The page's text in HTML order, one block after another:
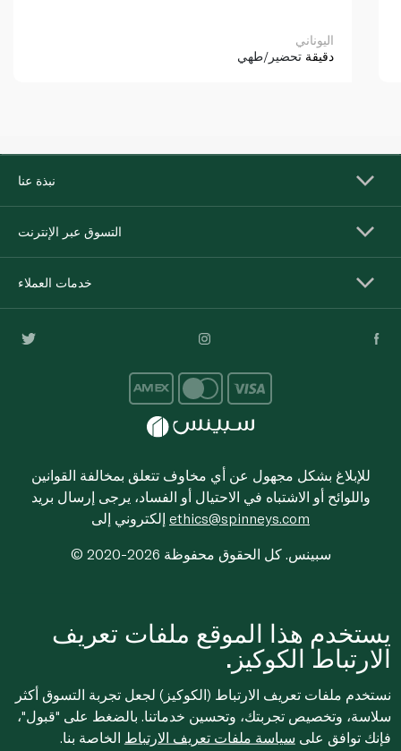
اليوناني
دقيقة تحضير/طهي
نبذة عنا
التسوق عبر الإنترنت
خدمات العملاء
للإبلاغ بشكل مجهول عن أي مخاوف تتعلق بمخالفة القوانين
واللوائح أو الاشتباه في الاحتيال أو الفساد، يرجى إرسال بريد
ethics@spinneys.com
© 2020-2026 سبينس. كل الحقوق محفوظة
يستخدم هذا الموقع ملفات تعريف
الارتباط الكوكيز.
نستخدم ملفات تعريف الارتباط (الكوكيز) لجعل تجربة التسوق أكثر
سلاسة، وتخصيص تجربتك، وتحسين خدماتنا. بالضغط على "قبول"،
فإنك توافق على سياسة ملفات تعريف الارتباط الخاصة بنا.